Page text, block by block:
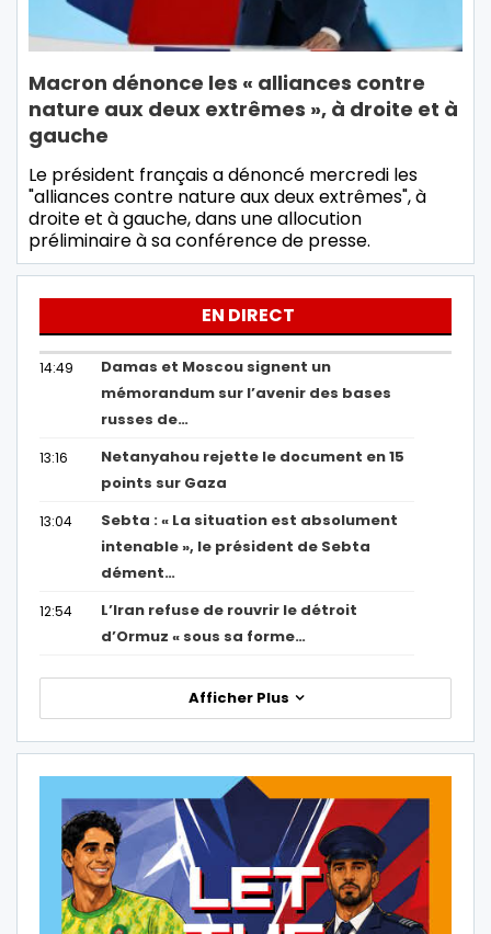
Macron dénonce les « alliances contre
nature aux deux extrêmes », à droite et à
gauche
Le président français a dénoncé mercredi les
"alliances contre nature aux deux extrêmes", à
droite et à gauche, dans une allocution
préliminaire à sa conférence de presse.
EN DIRECT
14:49
Damas et Moscou signent un
mémorandum sur l’avenir des bases
russes de…
13:16
Netanyahou rejette le document en 15
points sur Gaza
13:04
Sebta : « La situation est absolument
intenable », le président de Sebta
dément…
12:54
L’Iran refuse de rouvrir le détroit
d’Ormuz « sous sa forme…
Afficher Plus